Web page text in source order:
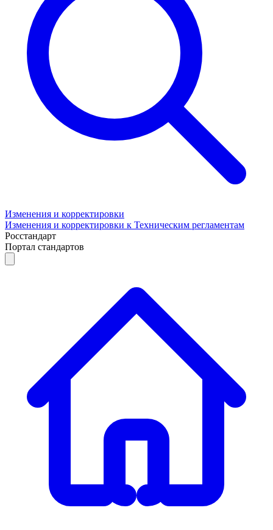
Изменения и корректировки
Изменения и корректировки к Техническим регламентам
Росстандарт
Портал стандартов